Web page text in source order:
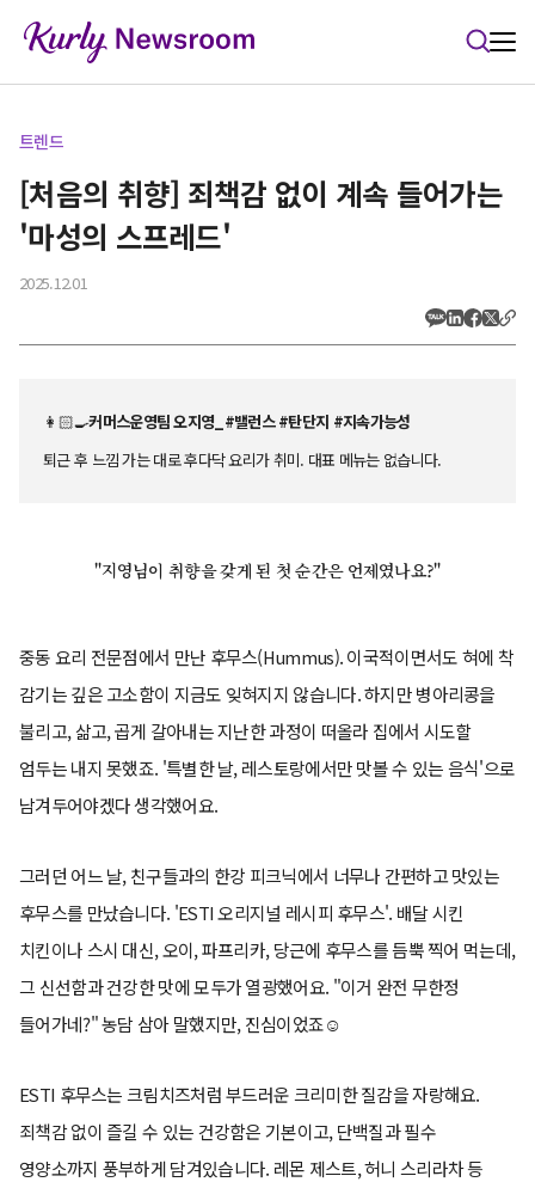
트렌드
[처음의 취향] 죄책감 없이 계속 들어가는
'마성의 스프레드'
2025.12.01
👩🏻‍🍳커머스운영팀 오지영_#밸런스 #탄단지 #지속가능성
퇴근 후 느낌 가는 대로 후다닥 요리가 취미. 대표 메뉴는 없습니다.
"지영님이 취향을 갖게 된 첫 순간은 언제였나요?"
중동 요리 전문점에서 만난 후무스(Hummus). 이국적이면서도 혀에 착
감기는 깊은 고소함이 지금도 잊혀지지 않습니다. 하지만 병아리콩을
불리고, 삶고, 곱게 갈아내는 지난한 과정이 떠올라 집에서 시도할
엄두는 내지 못했죠. '특별한 날, 레스토랑에서만 맛볼 수 있는 음식'으로
남겨두어야겠다 생각했어요.
그러던 어느 날, 친구들과의 한강 피크닉에서 너무나 간편하고 맛있는
후무스를 만났습니다. 'ESTI 오리지널 레시피 후무스'. 배달 시킨
치킨이나 스시 대신, 오이, 파프리카, 당근에 후무스를 듬뿍 찍어 먹는데,
그 신선함과 건강한 맛에 모두가 열광했어요. "이거 완전 무한정
들어가네?" 농담 삼아 말했지만, 진심이었죠☺️
ESTI 후무스는 크림치즈처럼 부드러운 크리미한 질감을 자랑해요.
죄책감 없이 즐길 수 있는 건강함은 기본이고, 단백질과 필수
영양소까지 풍부하게 담겨있습니다. 레몬 제스트, 허니 스리라차 등